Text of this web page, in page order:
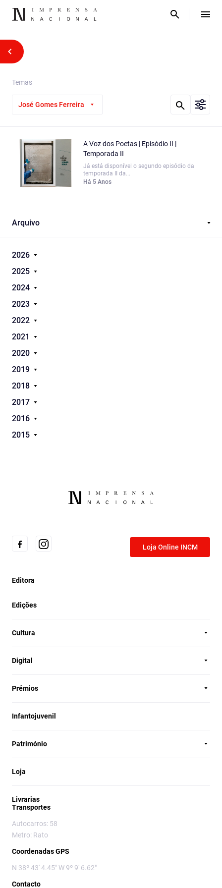
Temas
José Gomes Ferreira
A Voz dos Poetas | Episódio II |
Temporada II
Já está disponível o segundo episódio da
temporada II da...
Há 5 Anos
Arquivo
2026
2025
2024
2023
2022
2021
2020
2019
2018
2017
2016
2015
Loja Online INCM
Editora
Edições
Cultura
Digital
Prémios
Infantojuvenil
Património
Loja
Livrarias
Transportes
Autocarros: 58
Metro: Rato
Coordenadas GPS
N 38º 43' 4.45" W 9º 9' 6.62"
Contacto